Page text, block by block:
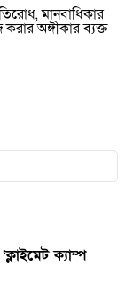
মানবাধিকার
অঙ্গীকার ব্যক্ত
ক্যাম্প